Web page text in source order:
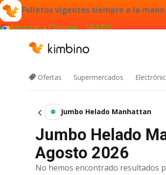
Folletos vigentes siempre a la mano
Agregar a Chrome - GRATIS
Ofertas Supermercados
Jumbo Helado Manhattan
Jumbo Helado
Agosto 2026
No hemos encontrado resultados